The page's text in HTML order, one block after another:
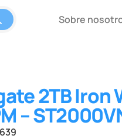
Sobre
2TB Iron
–